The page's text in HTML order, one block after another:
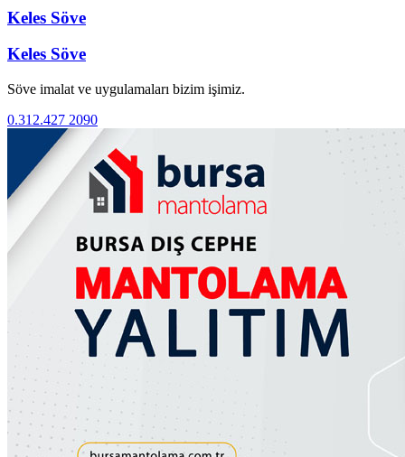
Keles Söve
Keles Söve
Söve imalat ve uygulamaları bizim işimiz.
0.312.427 2090